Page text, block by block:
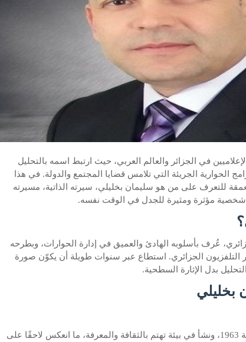
في الجزائر والعالم العربي، حيث ارتبط اسمه بالتحليل
الحوارية الجريئة التي تلامس قضايا المجتمع والدولة. في هذا
للتعرف على من هو سليمان بخليلي، سيرته الذاتية، مسيرته
شخصية مؤثرة ومثيرة للجدل في الوقت نفسه.
عُرف بأسلوبه الهادئ والعميق في إدارة الحوارات، وبطرحه
التلفزيون الجزائري. استطاع عبر سنوات طويلة أن يكوّن صورة
بدل الإثارة السطحية.
بخليلي
وُلد سليمان بخليلي في الجزائر سنة 1963، ونشأ في بيئة تهتم بالثقافة والمعرفة، ما انعكس لاحقًا على